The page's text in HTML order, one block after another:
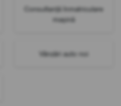
Consultanță înmatriculare
mașină
Vânzări auto noi